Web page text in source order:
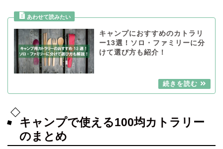
キャンプにおすすめのカトラリ
ー13選！ソロ・ファミリーに分
けて選び方も紹介！
キャンプで使える100均カトラリー
のまとめ